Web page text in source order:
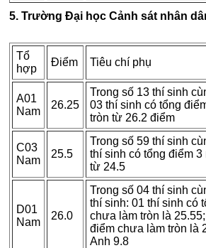
5. Trường Đại học Cảnh sát nhân
Tổ
hợp
Điểm Tiêu chí phụ
A01
Nam
26.25
Trong số 13 thí sinh
03 thí sinh có tổng
tròn từ 26.2 điểm
C03
Nam
25.5
Trong số 59 thí sinh
thí sinh có tổng điểm
từ 24.5
D01
Nam
26.0
Trong số 04 thí sinh
thí sinh: 01 thí sinh có
chưa làm tròn là
điểm chưa làm tròn là
Anh 9.8